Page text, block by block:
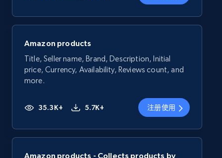
Amazon products
Title, Seller name, Brand, Description, Initial
price, Currency, Availability, Reviews count, and
more.
35.3K+ 5.7K+ 注册使用
Amazon products - Collects products by